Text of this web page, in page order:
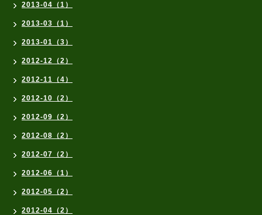
2013-04（1）
2013-03（1）
2013-01（3）
2012-12（2）
2012-11（4）
2012-10（2）
2012-09（2）
2012-08（2）
2012-07（2）
2012-06（1）
2012-05（2）
2012-04（2）